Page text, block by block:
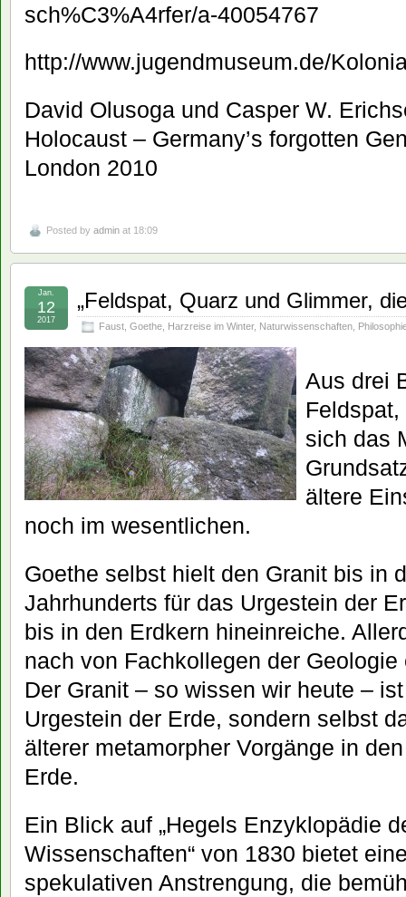
sch%C3%A4rfer/a-40054767
http://www.jugendmuseum.de/
David Olusoga und Casper W.
Holocaust – Germany’s forgotten
London 2010
Posted by admin at 18:09
„Feldspat, Quarz und Glimmer,
Faust Goethe Harzreise im Winter, Naturwissenschaften
Jan.
12
2017
Aus drei
sich das
ältere
noch im wesentlichen.
Goethe selbst hielt den Granit bis in
Jahrhunderts für das Urgestein der
bis in den Erdkern hineinreiche.
nach von Fachkollegen der
Der Granit – so wissen wir heute –
Urgestein der Erde, sondern selbst
älterer metamorpher Vorgänge in
Erde.
Ein Blick auf „Hegels Enzyklopädie
Wissenschaften“ von 1830 bietet
spekulativen Anstrengung, die